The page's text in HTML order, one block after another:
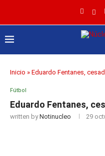
Inicio » Eduardo Fentanes,
Fútbol
Eduardo Fentanes,
written byNotinucleo 29